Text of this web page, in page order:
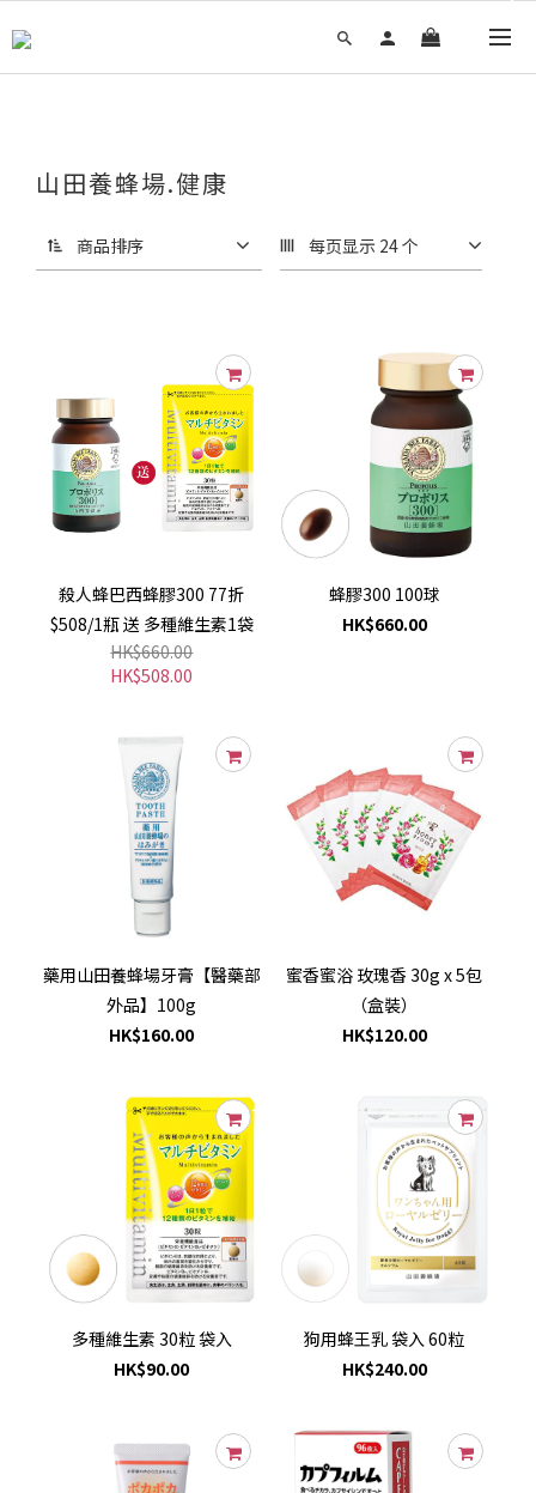
山田養蜂場.健康
商品排序 每页显示 24 个
殺人蜂巴西蜂膠300 77折
$508/1瓶 送 多種維生素1袋
HK$660.00
HK$508.00
蜂膠300 100球
HK$660.00
藥用山田養蜂場牙膏【醫藥部
外品】100g
HK$160.00
蜜香蜜浴 玫瑰香 30g x 5包
（盒裝）
HK$120.00
多種維生素 30粒 袋入
HK$90.00
狗用蜂王乳 袋入 60粒
HK$240.00